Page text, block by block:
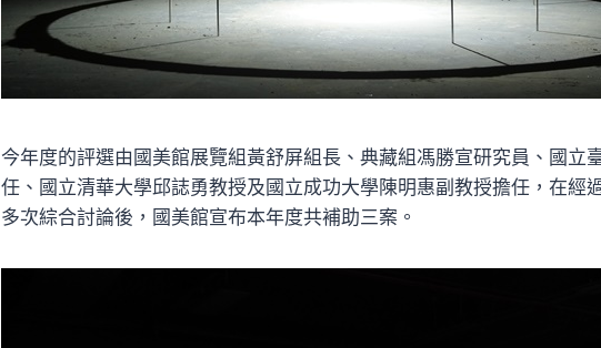
今年度的評選由國美館展覽組黃舒屏組長、典藏組馮勝宣研究員、國立
任、國立清華大學邱誌勇教授及國立成功大學陳明惠副教授擔任，在經
多次綜合討論後，國美館宣布本年度共補助三案。